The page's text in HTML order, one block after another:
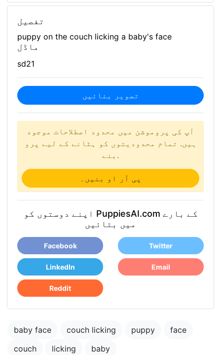
تفصیل
puppy on the couch licking a baby's face
ماڈل
sd21
تصویر بنائیں
آپ کی پروموشن میں محدود اصطلاحات موجود
ہیں. تمام محدودیتوں کو ہٹانے کے لیے پرو
بنے.
پی آر او بنیں۔
اپنے دوستوں کو PuppiesAI.com کے بارے
میں بتائیں
Facebook Twitter
LinkedIn Email
Reddit
baby face couch licking puppy
face
couch
licking baby